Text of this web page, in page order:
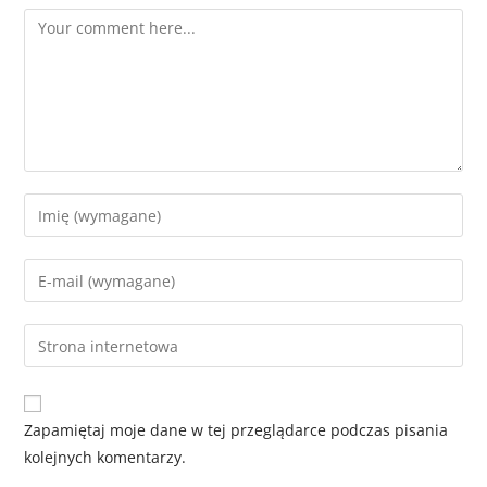
Zapamiętaj moje dane w tej przeglądarce podczas pisania
kolejnych komentarzy.